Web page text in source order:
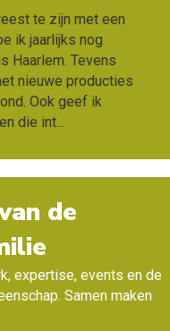
te zijn met een
ik jaarlijks nog
Haarlem. Tevens
nieuwe producties
Ook geef ik
die int
de
expertise, events en de
Samen maken